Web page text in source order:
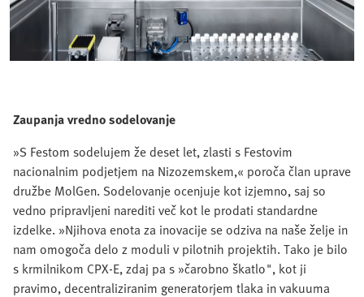
Zaupanja vredno sodelovanje
»S Festom sodelujem že deset let, zlasti s Festovim
nacionalnim podjetjem na Nizozemskem,« poroča član uprave
družbe MolGen. Sodelovanje ocenjuje kot izjemno, saj so
vedno pripravljeni narediti več kot le prodati standardne
izdelke. »Njihova enota za inovacije se odziva na naše želje in
nam omogoča delo z moduli v pilotnih projektih. Tako je bilo
s krmilnikom CPX-E, zdaj pa s »čarobno škatlo", kot ji
pravimo, decentraliziranim generatorjem tlaka in vakuuma